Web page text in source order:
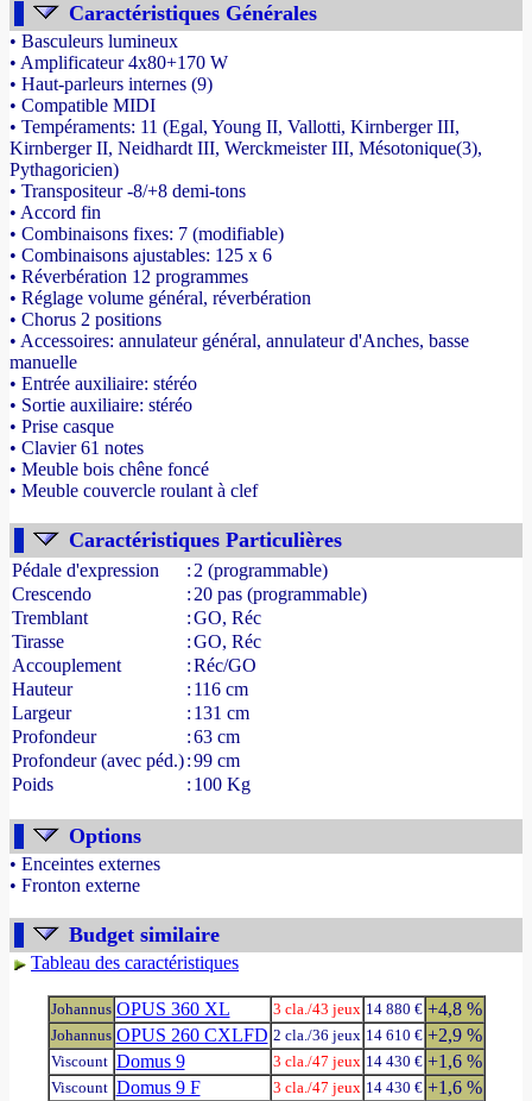
Caractéristiques Générales
• Basculeurs lumineux
• Amplificateur 4x80+170 W
• Haut-parleurs internes (9)
• Compatible MIDI
• Tempéraments: 11 (Egal, Young II, Vallotti, Kirnberger III,
Kirnberger II, Neidhardt III, Werckmeister III, Mésotonique(3),
Pythagoricien)
• Transpositeur -8/+8 demi-tons
• Accord fin
• Combinaisons fixes: 7 (modifiable)
• Combinaisons ajustables: 125 x 6
• Réverbération 12 programmes
• Réglage volume général, réverbération
• Chorus 2 positions
• Accessoires: annulateur général, annulateur d'Anches, basse
manuelle
• Entrée auxiliaire: stéréo
• Sortie auxiliaire: stéréo
• Prise casque
• Clavier 61 notes
• Meuble bois chêne foncé
• Meuble couvercle roulant à clef
Caractéristiques Particulières
Pédale d'expression : 2 (programmable)
Crescendo
: 20 pas (programmable)
Tremblant
:GO, Réc
Tirasse
:GO, Réc
Accouplement
:Réc/GO
Hauteur
: 116 cm
Largeur
: 131 cm
Profondeur
:63 cm
Profondeur (avec péd.):99 cm
Poids
: 100 Kg
Options
• Enceintes externes
• Fronton externe
Budget similaire
Tableau des caractéristiques
Johannus OPUS 360 XL 3 cla./43 jeux 14 880 € +4,8 %
Johannus OPUS 260 CXLFD 2 cla./36 jeux 14 610 € +2,9 %
Viscount Domus 9 3 cla./47 jeux 14 430 € +1,6 %
Viscount Domus 9 F 3 cla./47 jeux 14 430 € +1,6 %